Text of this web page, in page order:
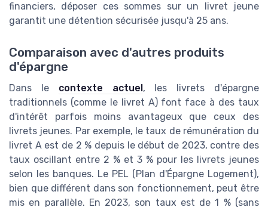
financiers, déposer ces sommes sur un livret jeune
garantit une détention sécurisée jusqu'à 25 ans.
Comparaison avec d'autres produits
d'épargne
Dans le contexte actuel , les livrets d'épargne
traditionnels (comme le livret A) font face à des taux
d'intérêt parfois moins avantageux que ceux des
livrets jeunes. Par exemple, le taux de rémunération du
livret A est de 2 % depuis le début de 2023, contre des
taux oscillant entre 2 % et 3 % pour les livrets jeunes
selon les banques. Le PEL (Plan d'Épargne Logement),
bien que différent dans son fonctionnement, peut être
mis en parallèle. En 2023, son taux est de 1 % (sans